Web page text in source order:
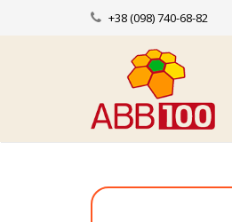
+38 (098) 740-68-82